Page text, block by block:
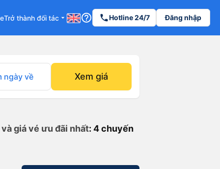
Trở thành đối tác arrow_drop_down help_outline phoneHotline 24/7 Đăng nhập
ngày về Xem giá
giá vé ưu đãi nhất: 4 chuyến